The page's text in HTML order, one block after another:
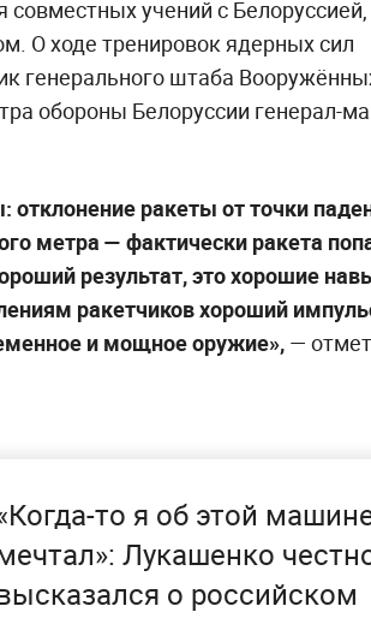
учений с Белоруссией,
О ходе тренировок ядерных сил
генерального штаба
обороны Белоруссии генерал-
ракеты от точки
метра — фактически ракета
результат, это хорошие
ракетчиков хороший
и мощное оружие», —
то я об этой
Лукашенко
о российском